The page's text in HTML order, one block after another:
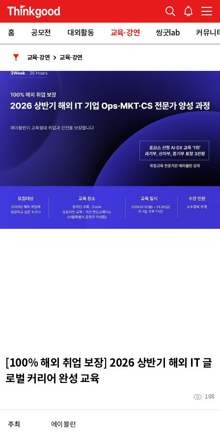
홈 공모전 대외활동 교육·강연 씽굿lab 커뮤니
교육·강연 교육·강연
[100% 해외 취업 보장] 2026 상반기 해외 IT 글
로벌 커리어 완성 교육
108
주최 에이블런